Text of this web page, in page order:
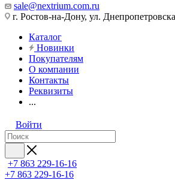
sale@nextrium.com.ru
г. Ростов-на-Дону, ул.
Каталог
Новинки
Покупателям
О компании
Контакты
Реквизиты
...
Войти
+7 863 229-16-16
+7 863 229-16-16